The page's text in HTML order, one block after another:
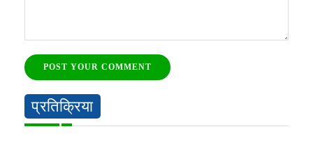
POST YOUR COMMENT
प्रतिक्रिया